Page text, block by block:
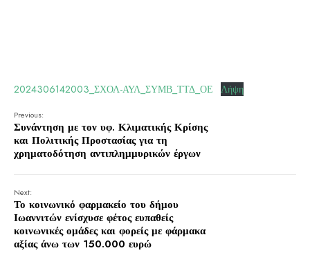
2024306142003_ΣΧΟΛ-ΑΥΛ_ΣΥΜΒ_ΤΤΔ_ΟΕ Λήψη
Previous:
Συνάντηση με τον υφ. Κλιματικής Κρίσης
και Πολιτικής Προστασίας για τη
χρηματοδότηση αντιπλημμυρικών έργων
Next:
Το κοινωνικό φαρμακείο του δήμου
Ιωαννιτών ενίσχυσε φέτος ευπαθείς
κοινωνικές ομάδες και φορείς με φάρμακα
αξίας άνω των 150.000 ευρώ